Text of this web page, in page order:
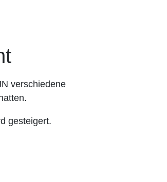
verschiedene
gesteigert.